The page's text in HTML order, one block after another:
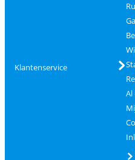
Klantenservice
Al